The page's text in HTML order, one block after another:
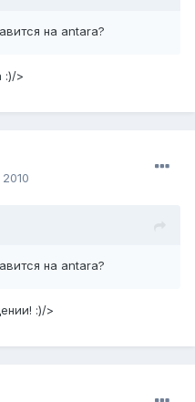
на antara?
:)/>
на antara?
:)/>